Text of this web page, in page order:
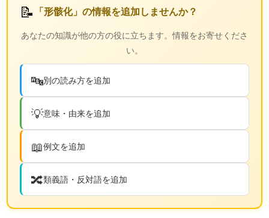
📝 「形骸化」の情報を追加しませんか？
あなたの知識が他の方の役に立ちます。情報をお寄せくださ
い。
🔤別の読み方を追加
💡意味・由来を追加
📖例文を追加
🔀類義語・反対語を追加